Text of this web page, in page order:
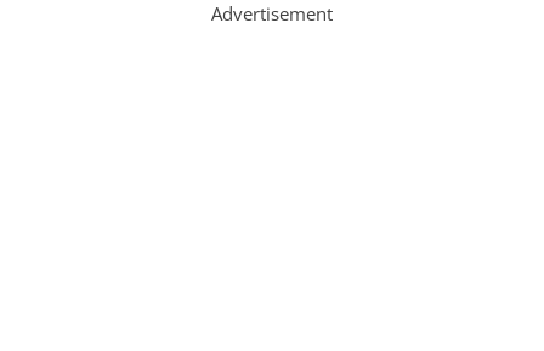
Advertisement